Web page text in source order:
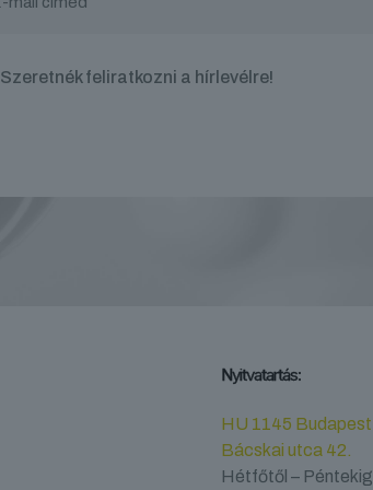
Szeretnék feliratkozni a hírlevélre!
Nyitvatartás:
HU 1145 Budapest
Bácskai utca 42.
Hétfőtől – Péntekig